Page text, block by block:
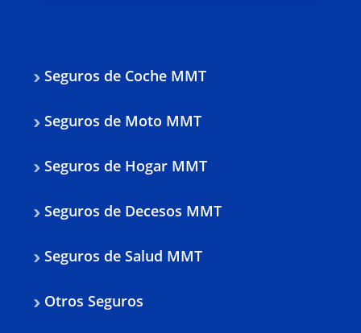
Seguros de Coche MMT
Seguros de Moto MMT
Seguros de Hogar MMT
Seguros de Decesos MMT
Seguros de Salud MMT
Otros Seguros